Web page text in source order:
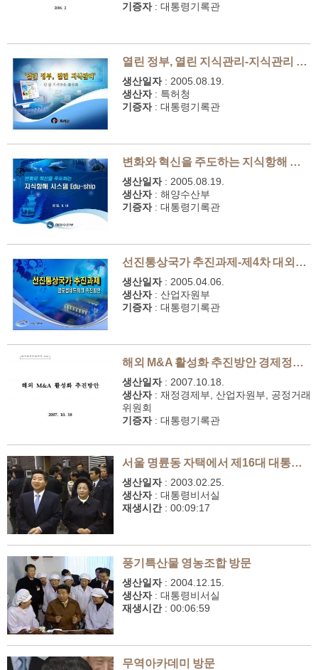
기증자 : 대통령기록관
열린 정부, 열린 지식관리-지식관리 토론회
생산일자 : 2005.08.19.
생산자 : 특허청
기증자 : 대통령기록관
변화와 혁신을 주도하는 지식항해 시스템 Edu-ship-지식관리 토론회
생산일자 : 2005.08.19.
생산자 : 해양수산부
기증자 : 대통령기록관
선진통상국가 추진과제-제4차 대외경제위원회
생산일자 : 2005.04.06.
생산자 : 산업자원부
기증자 : 대통령기록관
해외 M&A 활성화 추진방안경제정책조정회의 안건
생산일자 : 2007.10.18.
생산자 : 재정경제부, 산업자원부, 공정거래
위원회
기증자 : 대통령기록관
서울 명륜동 자택에서 제16대 대통령 취임식장까지
생산일자 : 2003.02.25.
생산자 : 대통령비서실
재생시간 : 00:09:17
풍기특산물 영농조합 방문
생산일자 : 2004.12.15.
생산자 : 대통령비서실
재생시간 : 00:06:59
무역아카데미 방문